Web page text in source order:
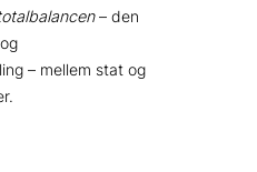
– den
– mellem stat og